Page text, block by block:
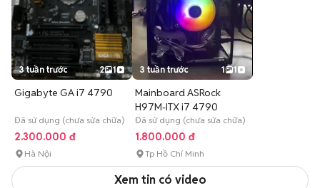
3 tuần trước 2 1
Gigabyte GA i7 4790
Đã sử dụng (chưa sửa chữa)
2.300.000 đ
Hà Nội
3 tuần trước 1 1
Mainboard ASRock
H97M-ITX i7 4790
Đã sử dụng (chưa sửa chữa)
1.800.000 đ
Tp Hồ Chí Minh
Xem tin có video